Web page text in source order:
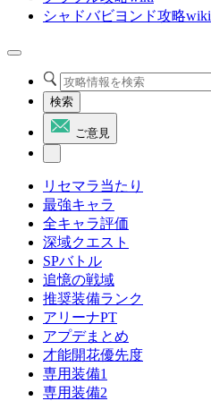
シャドバビヨンド攻略wiki
検索
ご意見
リセマラ当たり
最強キャラ
全キャラ評価
深域クエスト
SPバトル
追憶の戦域
推奨装備ランク
アリーナPT
アプデまとめ
才能開花優先度
専用装備1
専用装備2